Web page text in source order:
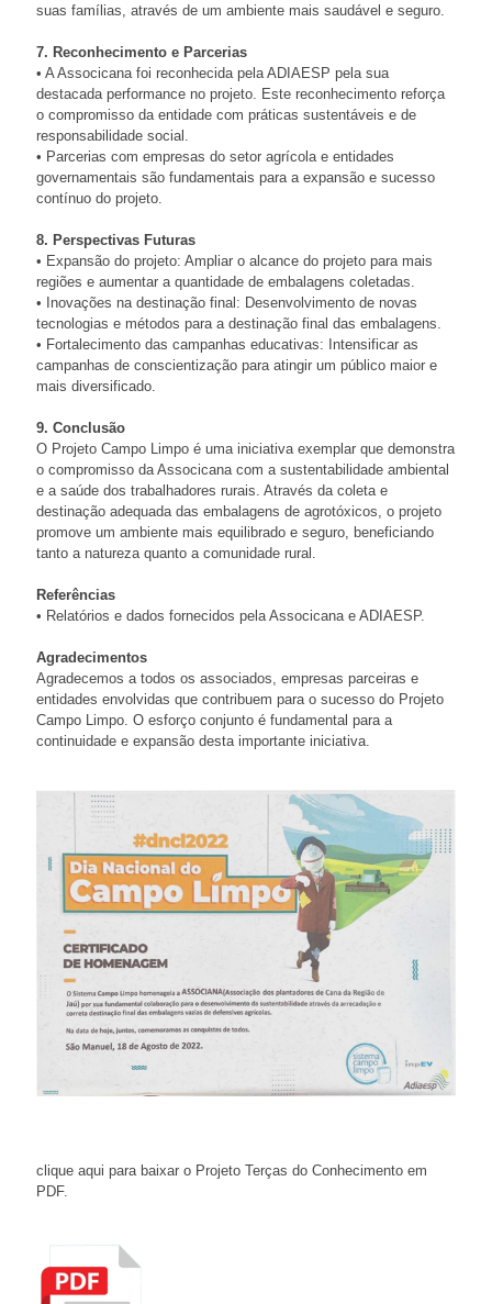
suas famílias, através de um ambiente mais saudável e seguro.
7. Reconhecimento e Parcerias
• A Associcana foi reconhecida pela ADIAESP pela sua
destacada performance no projeto. Este reconhecimento reforça
o compromisso da entidade com práticas sustentáveis e de
responsabilidade social.
• Parcerias com empresas do setor agrícola e entidades
governamentais são fundamentais para a expansão e sucesso
contínuo do projeto.
8. Perspectivas Futuras
• Expansão do projeto: Ampliar o alcance do projeto para mais
regiões e aumentar a quantidade de embalagens coletadas.
• Inovações na destinação final: Desenvolvimento de novas
tecnologias e métodos para a destinação final das embalagens.
• Fortalecimento das campanhas educativas: Intensificar as
campanhas de conscientização para atingir um público maior e
mais diversificado.
9. Conclusão
O Projeto Campo Limpo é uma iniciativa exemplar que demonstra
o compromisso da Associcana com a sustentabilidade ambiental
e a saúde dos trabalhadores rurais. Através da coleta e
destinação adequada das embalagens de agrotóxicos, o projeto
promove um ambiente mais equilibrado e seguro, beneficiando
tanto a natureza quanto a comunidade rural.
Referências
• Relatórios e dados fornecidos pela Associcana e ADIAESP.
Agradecimentos
Agradecemos a todos os associados, empresas parceiras e
entidades envolvidas que contribuem para o sucesso do Projeto
Campo Limpo. O esforço conjunto é fundamental para a
continuidade e expansão desta importante iniciativa.
clique aqui para baixar o Projeto Terças do Conhecimento em
PDF.